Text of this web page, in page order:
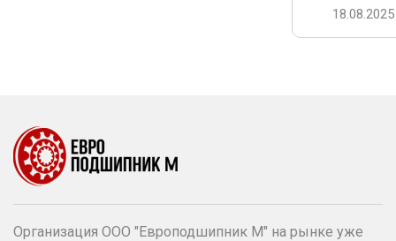
18.08.2025
Организация ООО "Европодшипник М" на рынке уже